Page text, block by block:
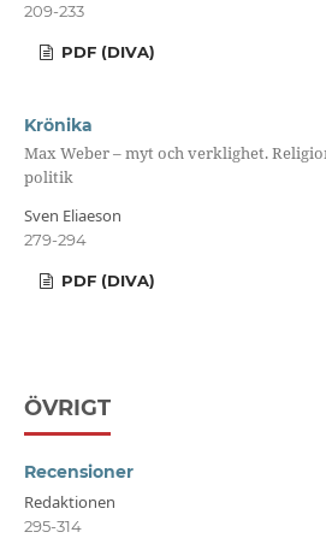
209-233
PDF (DIVA)
Krönika
Max Weber – myt och verklighet.
politik
Sven Eliaeson
279-294
PDF (DIVA)
ÖVRIGT
Recensioner
Redaktionen
295-314